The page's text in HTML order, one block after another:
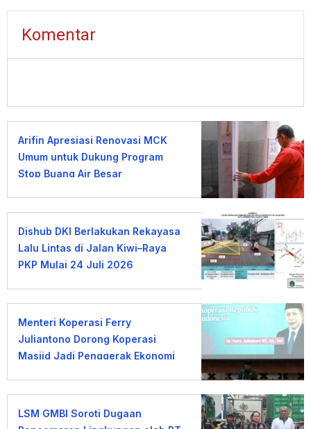
Komentar
Arifin Apresiasi Renovasi MCK
Umum untuk Dukung Program
Stop Buang Air Besar
Dishub DKI Berlakukan Rekayasa
Lalu Lintas di Jalan Kiwi–Raya
PKP Mulai 24 Juli 2026
Menteri Koperasi Ferry
Juliantono Dorong Koperasi
Masjid Jadi Penggerak Ekonomi
LSM GMBI Soroti Dugaan